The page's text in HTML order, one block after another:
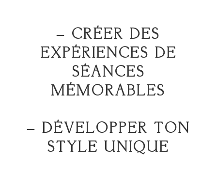
– CRÉER DES
EXPÉRIENCES DE
SÉANCES
MÉMORABLES
– DÉVELOPPER TON
STYLE UNIQUE